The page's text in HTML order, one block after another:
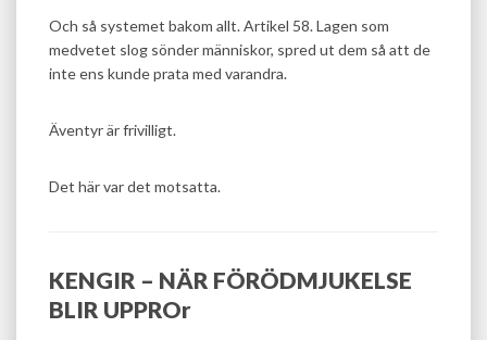
Och så systemet bakom allt. Artikel 58. Lagen som
medvetet slog sönder människor, spred ut dem så att de
inte ens kunde prata med varandra.
Äventyr är frivilligt.
Det här var det motsatta.
KENGIR – NÄR FÖRÖDMJUKELSE
BLIR UPPROr